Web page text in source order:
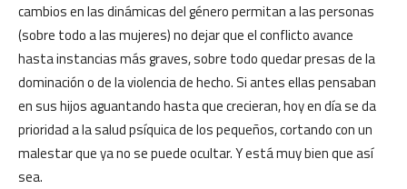
cambios en las dinámicas del género permitan a las personas
(sobre todo a las mujeres) no dejar que el conflicto avance
hasta instancias más graves, sobre todo quedar presas de la
dominación o de la violencia de hecho. Si antes ellas pensaban
en sus hijos aguantando hasta que crecieran, hoy en día se da
prioridad a la salud psíquica de los pequeños, cortando con un
malestar que ya no se puede ocultar. Y está muy bien que así
sea.